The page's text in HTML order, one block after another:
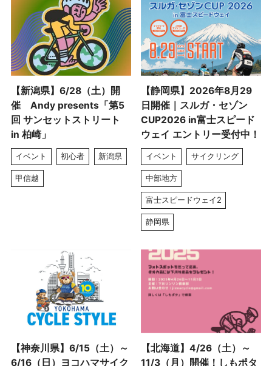
【新潟県】6/28（土）開
催 Andy presents「第5
回 サンセットストリート
in 柏崎」
イベント 初心者 新潟県
甲信越
【静岡県】2026年8月29
日開催｜スルガ・セゾン
CUP2026 in富士スピード
ウェイ エントリー受付中！
イベント サイクリング
中部地方
富士スピードウェイ2
静岡県
【神奈川県】6/15（土）～
6/16（日）ヨコハマサイク
【北海道】4/26（土）～
11/3（月）開催！しもポタ